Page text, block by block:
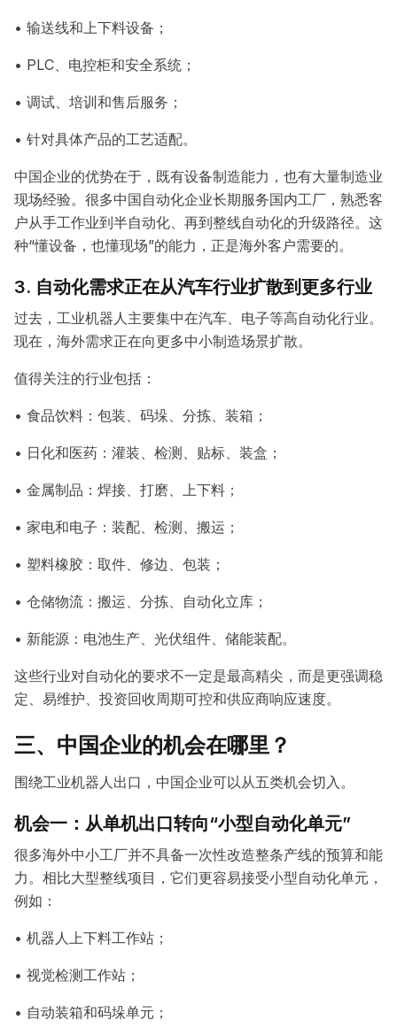
• 输送线和上下料设备；
• PLC、电控柜和安全系统；
• 调试、培训和售后服务；
• 针对具体产品的工艺适配。
中国企业的优势在于，既有设备制造能力，也有大量制造业
现场经验。很多中国自动化企业长期服务国内工厂，熟悉客
户从手工作业到半自动化、再到整线自动化的升级路径。这
种“懂设备，也懂现场”的能力，正是海外客户需要的。
3. 自动化需求正在从汽车行业扩散到更多行业
过去，工业机器人主要集中在汽车、电子等高自动化行业。
现在，海外需求正在向更多中小制造场景扩散。
值得关注的行业包括：
• 食品饮料：包装、码垛、分拣、装箱；
• 日化和医药：灌装、检测、贴标、装盒；
• 金属制品：焊接、打磨、上下料；
• 家电和电子：装配、检测、搬运；
• 塑料橡胶：取件、修边、包装；
• 仓储物流：搬运、分拣、自动化立库；
• 新能源：电池生产、光伏组件、储能装配。
这些行业对自动化的要求不一定是最高精尖，而是更强调稳
定、易维护、投资回收周期可控和供应商响应速度。
三、中国企业的机会在哪里？
围绕工业机器人出口，中国企业可以从五类机会切入。
机会一：从单机出口转向“小型自动化单元”
很多海外中小工厂并不具备一次性改造整条产线的预算和能
力。相比大型整线项目，它们更容易接受小型自动化单元，
例如：
• 机器人上下料工作站；
• 视觉检测工作站；
• 自动装箱和码垛单元；